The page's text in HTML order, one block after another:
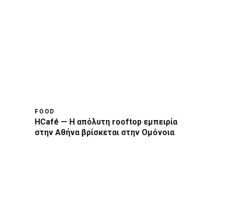
FOOD
HCafé — Η απόλυτη rooftop εμπειρία
στην Αθήνα βρίσκεται στην Ομόνοια